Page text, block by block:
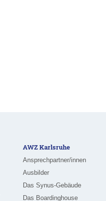
AWZ Karlsruhe
Ansprechpartner/innen
Ausbilder
Das Synus-Gebäude
Das Boardinghouse